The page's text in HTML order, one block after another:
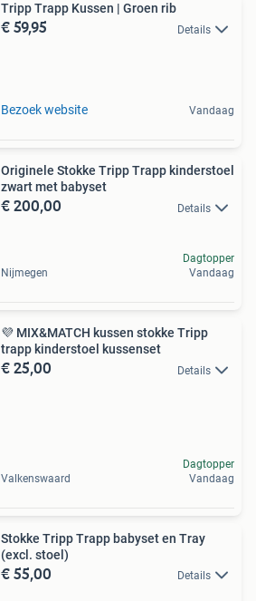
Tripp Trapp Kussen | Groen rib
€ 59,95 Details
Bezoek website Vandaag
Originele Stokke Tripp Trapp kinderstoel
zwart met babyset
€ 200,00 Details
Nijmegen
Dagtopper
Vandaag
💜 MIX&MATCH kussen stokke Tripp
trapp kinderstoel kussenset
€ 25,00 Details
Valkenswaard
Dagtopper
Vandaag
Stokke Tripp Trapp babyset en Tray
(excl. stoel)
€ 55,00 Details